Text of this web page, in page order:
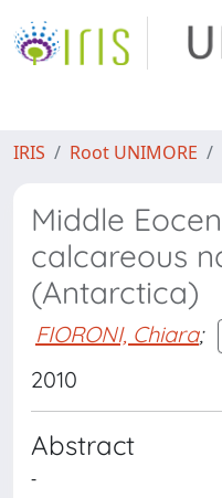
IRIS Root UNIMORE
Middle
calcareous
(Antarctica)
FIORONI, Chiara;
2010
Abstract
-